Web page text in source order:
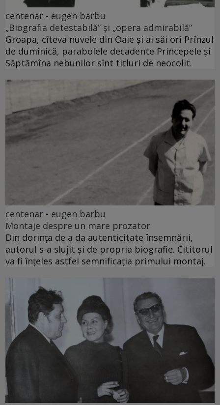
centenar - eugen barbu
„Biografia detestabilă” și „opera admirabilă”
Groapa, cîteva nuvele din Oaie și ai săi ori Prînzul
de duminică, parabolele decadente Princepele și
Săptămîna nebunilor sînt titluri de neocolit.
centenar - eugen barbu
Montaje despre un mare prozator
Din dorința de a da autenticitate însemnării,
autorul s-a slujit și de propria biografie. Cititorul
va fi înțeles astfel semnificația primului montaj.